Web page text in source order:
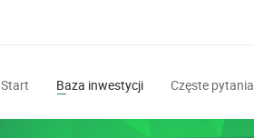
Start Baza inwestycji Częste pytania